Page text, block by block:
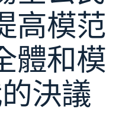
高模范
體和模
決議